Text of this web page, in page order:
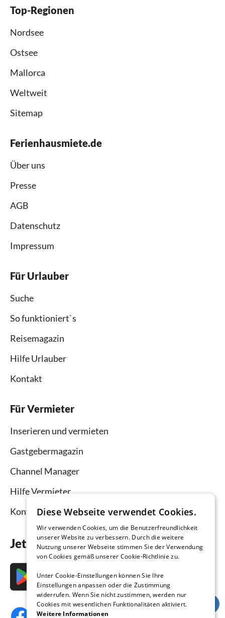
Top-Regionen
Nordsee
Ostsee
Mallorca
Weltweit
Sitemap
Ferienhausmiete.de
Über uns
Presse
AGB
Datenschutz
Impressum
Für Urlauber
Suche
So funktioniert`s
Reisemagazin
Hilfe Urlauber
Kontakt
Für Vermieter
Inserieren und vermieten
Gastgebermagazin
Channel Manager
Hilfe Vermieter
Kontakt
Jetzt die App downloaden
Diese Webseite verwendet Cookies.
Wir verwenden Cookies, um die Benutzerfreundlichkeit
unserer Website zu verbessern. Durch die weitere
Nutzung unserer Webseite stimmen Sie der Verwendung
von Cookies gemäß unserer Cookie-Richtlinie zu.
Unter Cookie-Einstellungen können Sie Ihre
Einstellungen anpassen oder die Zustimmung
widerrufen. Wenn Sie nicht zustimmen, werden nur
Cookies mit wesentlichen Funktionalitäten aktiviert.
Weitere Informationen